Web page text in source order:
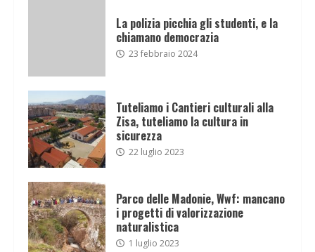
La polizia picchia gli studenti, e la
chiamano democrazia
23 febbraio 2024
Tuteliamo i Cantieri culturali alla
Zisa, tuteliamo la cultura in
sicurezza
22 luglio 2023
Parco delle Madonie, Wwf: mancano
i progetti di valorizzazione
naturalistica
1 luglio 2023